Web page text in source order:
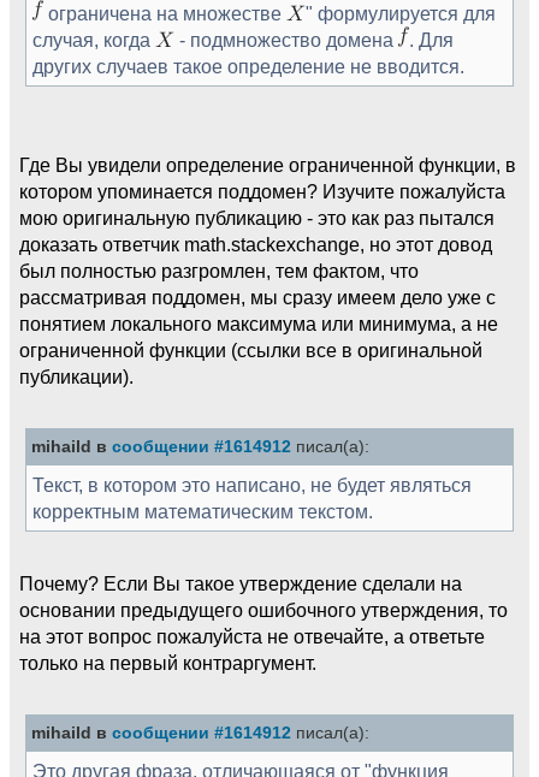
ограничена на множестве
" формулируется для
случая, когда
- подмножество домена
. Для
других случаев такое определение не вводится.
Где Вы увидели определение ограниченной функции, в
котором упоминается поддомен? Изучите пожалуйста
мою оригинальную публикацию - это как раз пытался
доказать ответчик math.stackexchange, но этот довод
был полностью разгромлен, тем фактом, что
рассматривая поддомен, мы сразу имеем дело уже с
понятием локального максимума или минимума, а не
ограниченной функции (ссылки все в оригинальной
публикации).
mihaild в сообщении #1614912 писал(а):
Текст, в котором это написано, не будет являться
корректным математическим текстом.
Почему? Если Вы такое утверждение сделали на
основании предыдущего ошибочного утверждения, то
на этот вопрос пожалуйста не отвечайте, а ответьте
только на первый контраргумент.
mihaild в сообщении #1614912 писал(а):
Это другая фраза, отличающаяся от "функция